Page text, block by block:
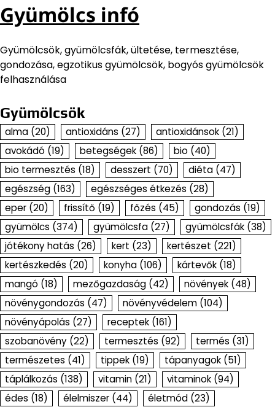
Gyümölcs infó
Gyümölcsök, gyümölcsfák, ültetése, termesztése,
gondozása, egzotikus gyümölcsök, bogyós gyümölcsök
felhasználása
Gyümölcsök
alma (20) antioxidáns (27) antioxidánsok (21)
avokádó (19) betegségek (86) bio (40)
bio termesztés (18) desszert (70) diéta (47)
egészség (163) egészséges étkezés (28)
eper (20) frissítő (19) főzés (45) gondozás (19)
gyümölcs (374) gyümölcsfa (27) gyümölcsfák (38)
jótékony hatás (26) kert (23) kertészet (221)
kertészkedés (20) konyha (106) kártevők (18)
mangó (18) mezőgazdaság (42) növények (48)
növénygondozás (47) növényvédelem (104)
növényápolás (27) receptek (161)
szobanövény (22) termesztés (92) termés (31)
természetes (41) tippek (19) tápanyagok (51)
táplálkozás (138) vitamin (21) vitaminok (94)
édes (18) élelmiszer (44) életmód (23)